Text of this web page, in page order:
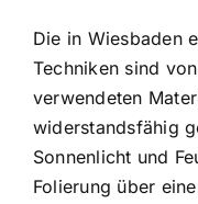
Die in Wiesbaden
Techniken sind
verwendeten
widerstandsfähig
Sonnenlicht und
Folierung über